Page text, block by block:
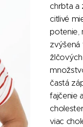
chrbta a
citlivé
potenie,
zvýšená
častá
fajčenie
viac